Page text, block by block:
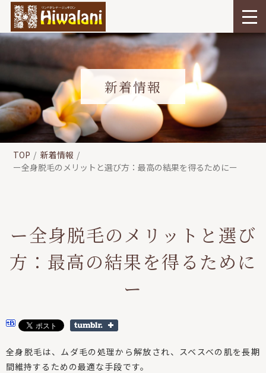
新着情報
TOP
新着情報
ー全身脱毛のメリットと選び方：最高の結果を得るためにー
ー全身脱毛のメリットと選び
方：最高の結果を得るために
ー
全身脱毛は、ムダ毛の処理から解放され、スベスベの肌を長期
間維持するための最適な手段です。